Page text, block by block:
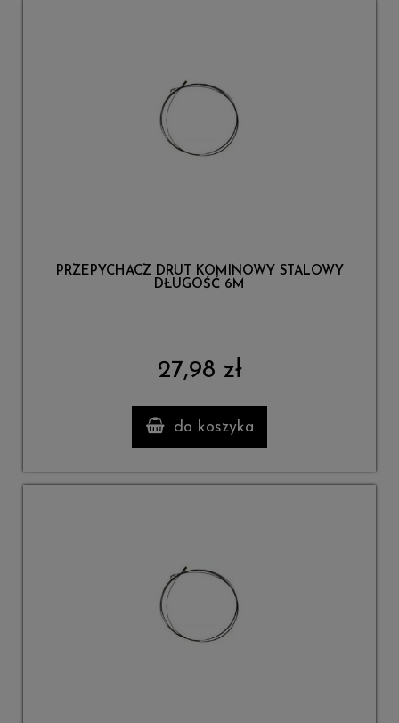
PRZEPYCHACZ DRUT KOMINOWY STALOWY
DŁUGOŚĆ 6M
27,98 zł
do koszyka